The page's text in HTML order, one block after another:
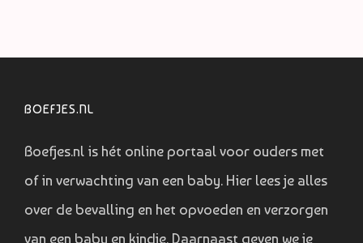
BOEFJES.NL
Boefjes.nl is hét online portaal voor ouders met
of in verwachting van een baby. Hier lees je alles
over de bevalling en het opvoeden en verzorgen
van een baby en kindje. Daarnaast geven we je